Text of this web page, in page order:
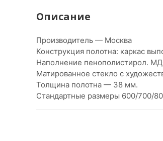
Описание
Производитель — Москва
Конструкция полотна: каркас
Наполнение пенополистирол.
Матированное стекло с
Толщина полотна — 38 мм.
Стандартные размеры 600/700/